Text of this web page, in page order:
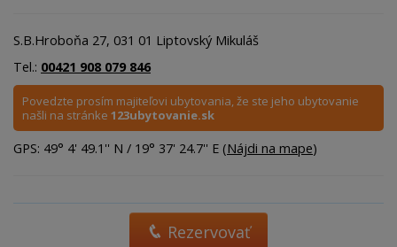
S.B.Hroboňa 27, 031 01 Liptovský Mikuláš
Tel.: 00421 908 079 846
Povedzte prosím majiteľovi ubytovania, že ste jeho ubytovanie
našli na stránke 123ubytovanie.sk
GPS: 49° 4' 49.1'' N / 19° 37' 24.7'' E (Nájdi na mape)
Rezervovať